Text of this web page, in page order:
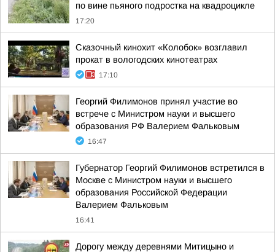
по вине пьяного подростка на квадроцикле
17:20
Сказочный кинохит «Колобок» возглавил
прокат в вологодских кинотеатрах
17:10
Георгий Филимонов принял участие во
встрече с Министром науки и высшего
образования РФ Валерием Фальковым
16:47
Губернатор Георгий Филимонов встретился в
Москве с Министром науки и высшего
образования Российской Федерации
Валерием Фальковым
16:41
Дорогу между деревнями Митицыно и